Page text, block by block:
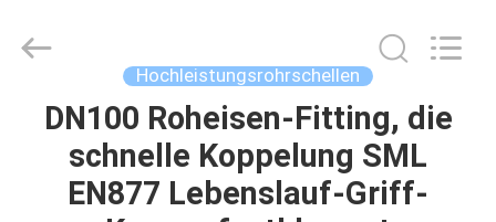
HEIM
PRODUKTE
CO.,LTD.
Hochleistungsrohrschellen
DN100 Roheisen-Fitting, die
schnelle Koppelung SML
EN877 Lebenslauf-Griff-